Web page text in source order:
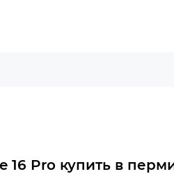
16 Pro купить в